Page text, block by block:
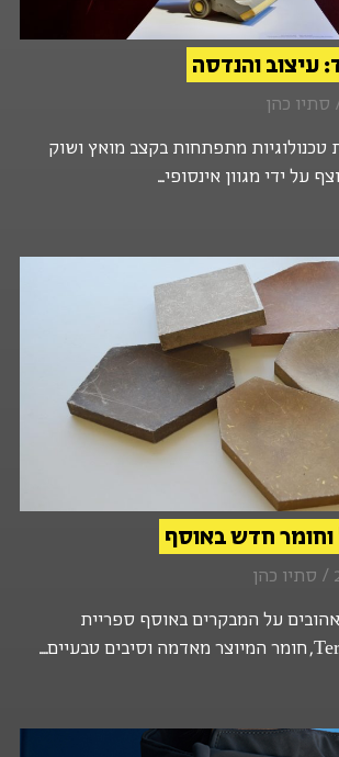
עיצוב והנדסה
טכנולוגיות מתפתחות בקצב מואץ ושוק
על ידי מגוון אינסופי...
וחומר חדש באוסף
על המבקרים באוסף ספריית